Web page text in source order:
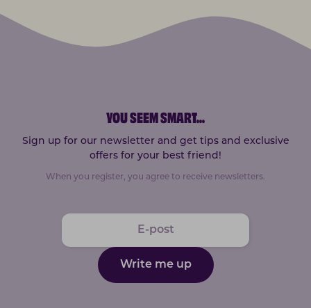
YOU SEEM SMART...
Sign up for our newsletter and get tips and exclusive
offers for your best friend!
When you register, you agree to receive newsletters.
Write me up